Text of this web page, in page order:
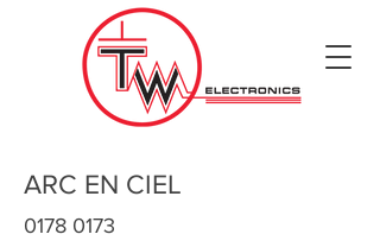
ARC EN CIEL
0178 0173